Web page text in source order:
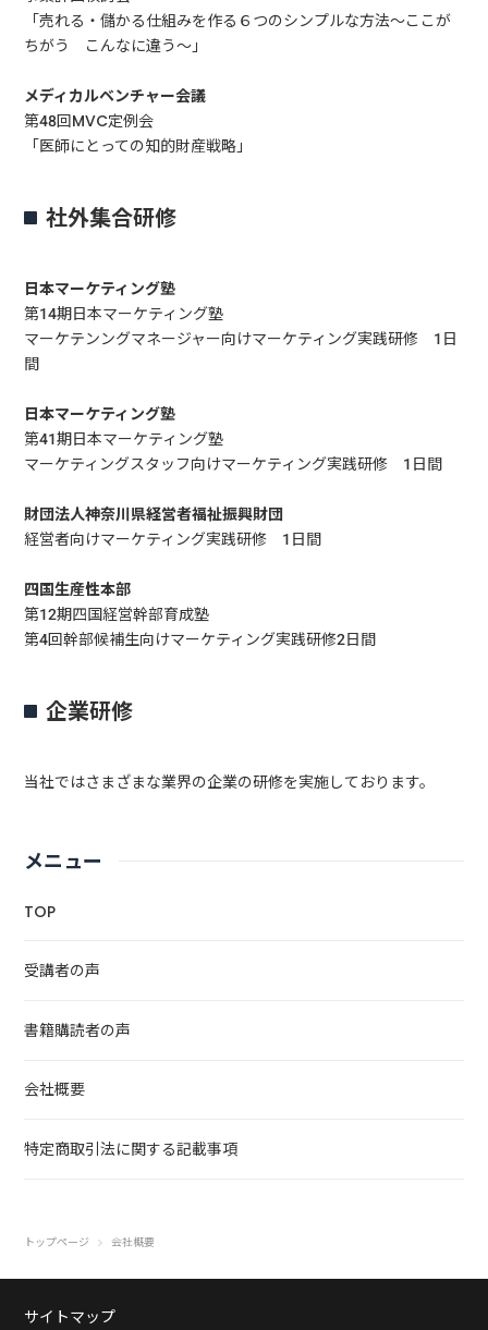
「売れる・儲かる仕組みを作る６つのシンプルな方法～ここが
ちがう こんなに違う～」
メディカルベンチャー会議
第48回MVC定例会
「医師にとっての知的財産戦略」
社外集合研修
日本マーケティング塾
第14期日本マーケティング塾
マーケテンングマネージャー向けマーケティング実践研修 1日
間
日本マーケティング塾
第41期日本マーケティング塾
マーケティングスタッフ向けマーケティング実践研修 1日間
財団法人神奈川県経営者福祉振興財団
経営者向けマーケティング実践研修 1日間
四国生産性本部
第12期四国経営幹部育成塾
第4回幹部候補生向けマーケティング実践研修2日間
企業研修
当社ではさまざまな業界の企業の研修を実施しております。
メニュー
TOP
受講者の声
書籍購読者の声
会社概要
特定商取引法に関する記載事項
トップページ 会社概要
サイトマップ